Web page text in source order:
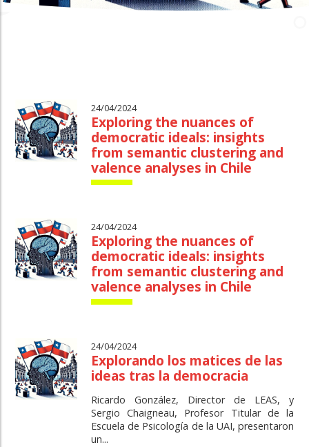
24/04/2024
Exploring the nuances of
democratic ideals: insights
from semantic clustering and
valence analyses in Chile
24/04/2024
Exploring the nuances of
democratic ideals: insights
from semantic clustering and
valence analyses in Chile
24/04/2024
Explorando los matices de las
ideas tras la democracia
Ricardo González, Director de LEAS, y
Sergio Chaigneau, Profesor Titular de la
Escuela de Psicología de la UAI, presentaron
un...